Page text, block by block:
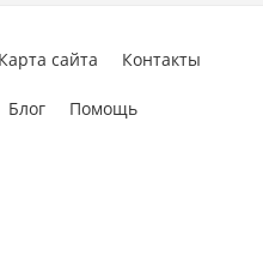
Карта сайта Контакты
Блог Помощь